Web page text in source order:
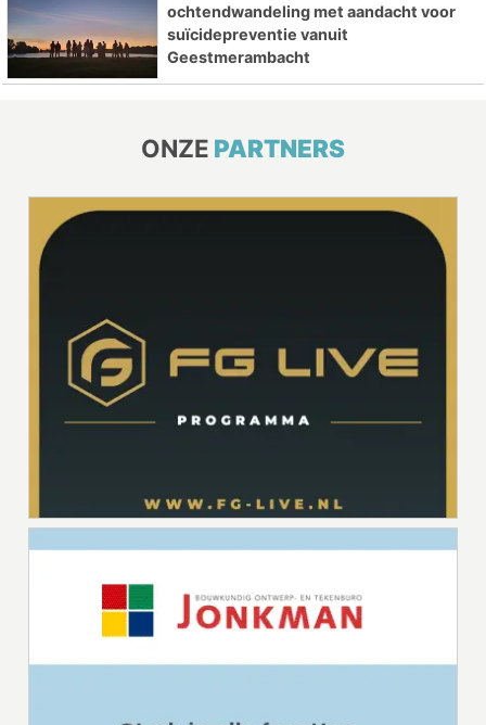
ochtendwandeling met aandacht voor
suïcidepreventie vanuit
Geestmerambacht
ONZE PARTNERS